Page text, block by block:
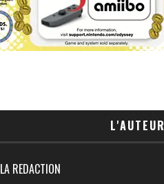
L'AUTEUR
LA REDACTION